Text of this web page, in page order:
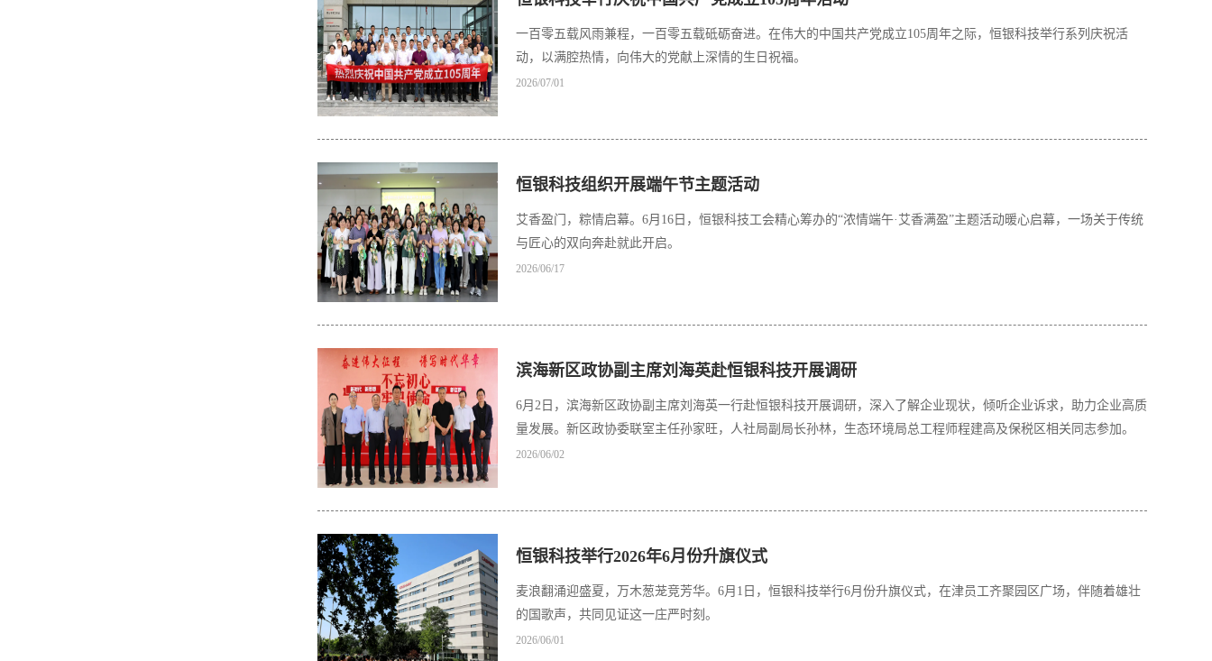
一百零五载风雨兼程，一百零五载砥砺奋进。在伟大的中国共产党成立105周年之际，恒银科技举行系列庆祝活
动，以满腔热情，向伟大的党献上深情的生日祝福。
2026/07/01
恒银科技组织开展端午节主题活动
艾香盈门，粽情启幕。6月16日，恒银科技工会精心筹办的“浓情端午·艾香满盈”主题活动暖心启幕，一场关于传统
与匠心的双向奔赴就此开启。
2026/06/17
滨海新区政协副主席刘海英赴恒银科技开展调研
6月2日，滨海新区政协副主席刘海英一行赴恒银科技开展调研，深入了解企业现状，倾听企业诉求，助力企业高质
量发展。新区政协委联室主任孙家旺，人社局副局长孙林，生态环境局总工程师程建高及保税区相关同志参加。
2026/06/02
恒银科技举行2026年6月份升旗仪式
麦浪翻涌迎盛夏，万木葱茏竞芳华。6月1日，恒银科技举行6月份升旗仪式，在津员工齐聚园区广场，伴随着雄壮
的国歌声，共同见证这一庄严时刻。
2026/06/01